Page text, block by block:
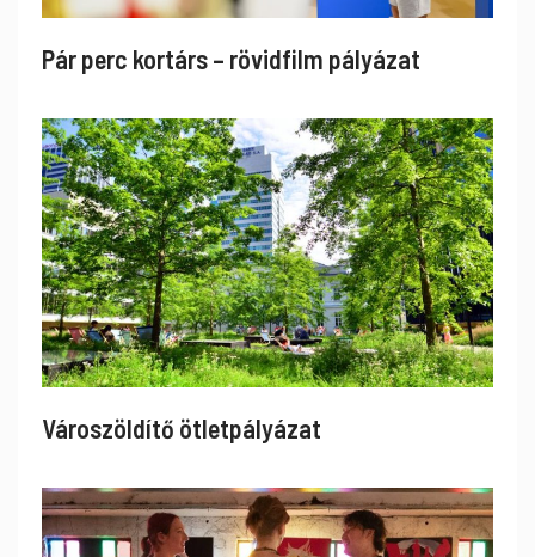
Pár perc kortárs – rövidfilm pályázat
Városzöldítő ötletpályázat